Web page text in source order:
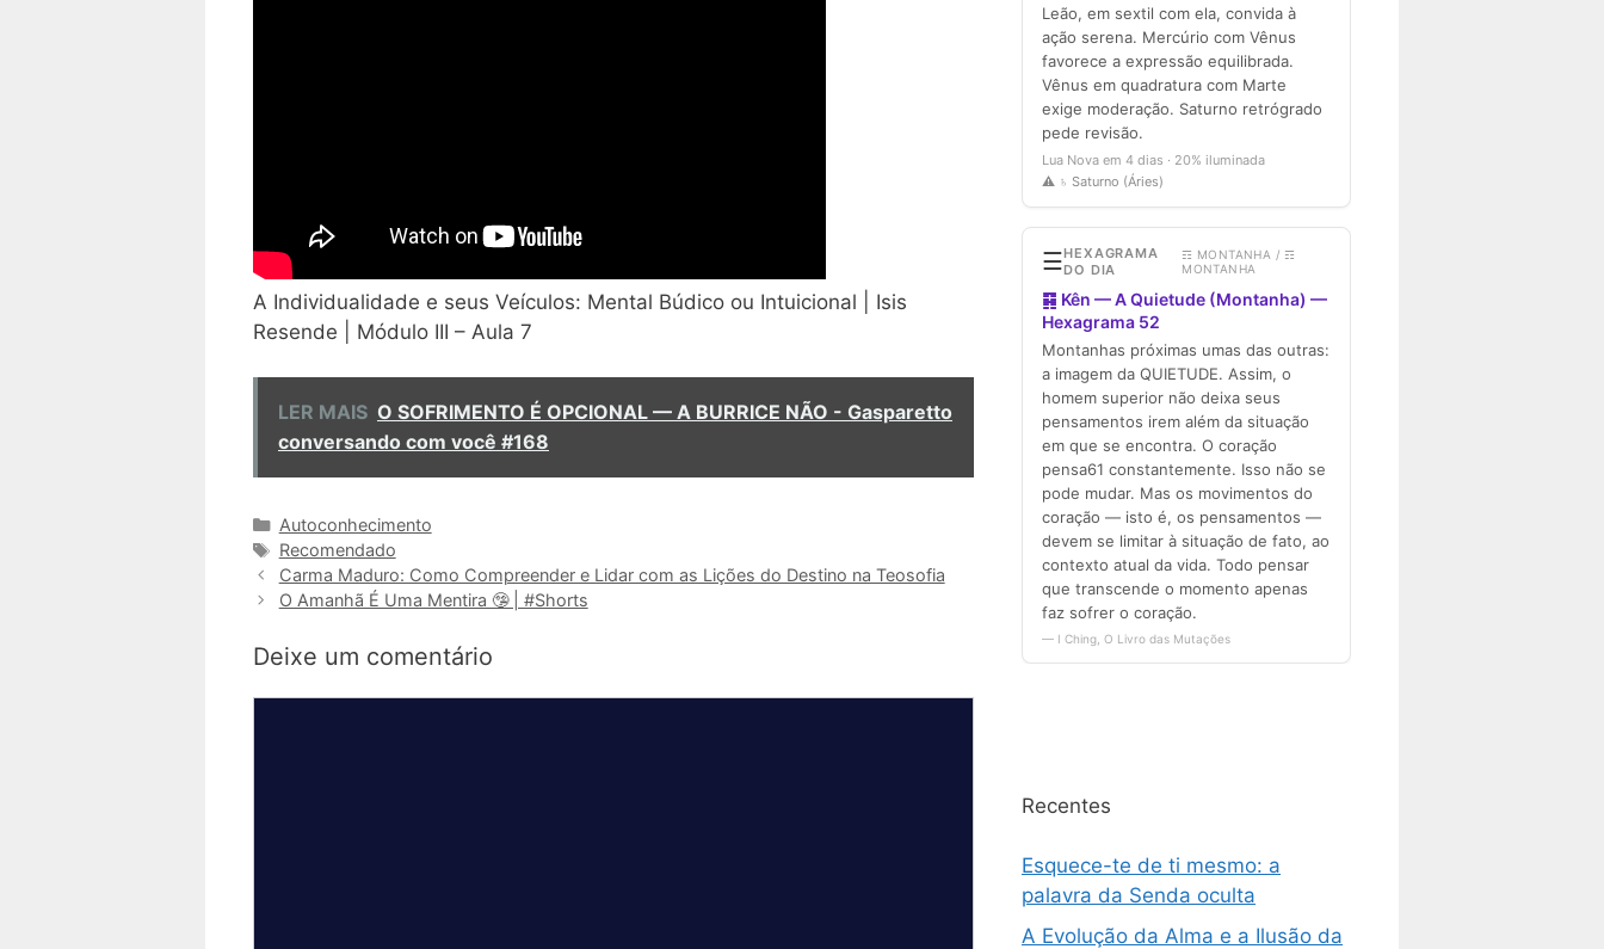
A Individualidade e seus Veículos: Mental Búdico ou Intuicional | Isis
Resende | Módulo III – Aula 7
LER MAIS O SOFRIMENTO É OPCIONAL — A BURRICE NÃO - Gasparetto
conversando com você #168
Categorias
Autoconhecimento
Tags
Recomendado
Carma Maduro: Como Compreender e Lidar com as Lições do Destino na Teosofia
O Amanhã É Uma Mentira 🤥 | #Shorts
Deixe um comentário
Recentes
Esquece-te de ti mesmo: a
palavra da Senda oculta
A Evolução da Alma e a Ilusão da